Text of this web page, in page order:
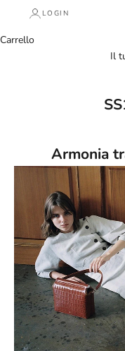
LOGIN
Carrello
Il
Armonia